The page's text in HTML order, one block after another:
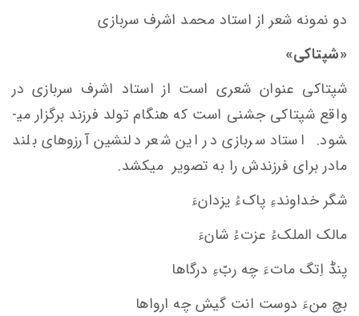
دو نمونه شعر از استاد محمد اشرف سربازی
«شپتاکی»
شپتاکی عنوان شعری است از استاد اشرف سربازی در
واقع شپتاکی جشنی است که هنگام تولد فرزند برگزار می­
شود. استاد سربازی در این شعر دلنشین آرزوهای بلند
مادر برای فرزندش را به تصویر میکشد.
شگر خداوندءِ پاکءُ یزدانءَ
مالک الملکءُ عزتءُ شانءَ
پنڈ اِتگ ماتءَ چه ربّءِ درگاها
بچ منءَ دوست انت گیش چه ارواها